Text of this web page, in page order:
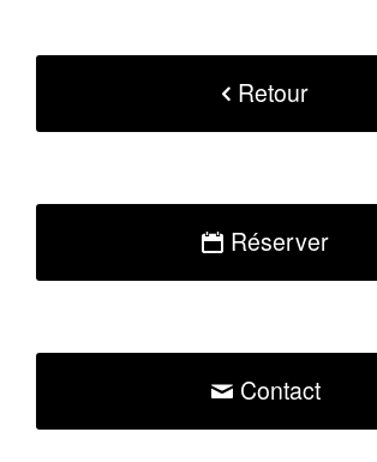
Retour
Réserver
Contact